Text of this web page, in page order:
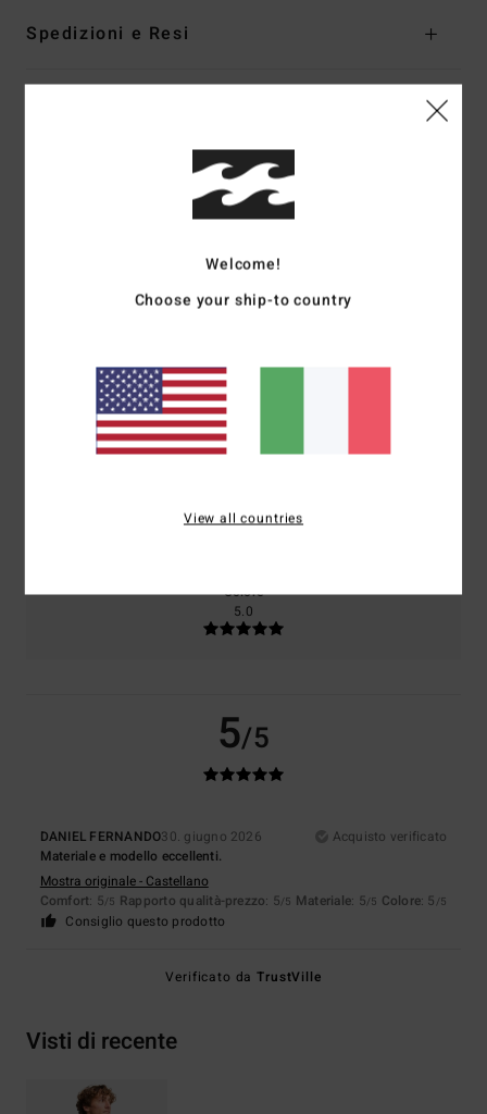
Spedizioni e Resi
Punteggio medio
5.0/5
Comfort
5.0
Colore
5.0
5/5
DANIEL FERNANDO30. giugno 2026
Acquisto verificato
Materiale e modello eccellenti.
Mostra originale - Castellano
Comfort: 5/5 Rapporto qualità-prezzo: 5/5 Materiale: 5/5 Colore: 5 /5
Consiglio questo prodotto
Verificato daTrustVille
Visti di recente
Welcome!
Choose your ship-to country
View all countries